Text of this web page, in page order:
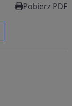
Pobierz PDF